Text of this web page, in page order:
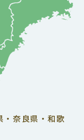
・奈良県・和歌